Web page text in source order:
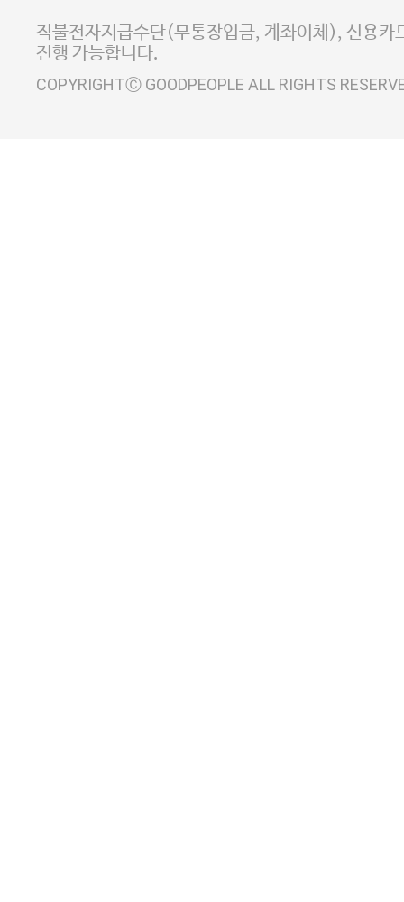
사업자정보확인 이니시스 에스크로 서비
직불전자지급수단(무통장입금, 계좌이체), 신용카
진행 가능합니다.
COPYRIGHTⒸ GOODPEOPLE ALL RIGHTS